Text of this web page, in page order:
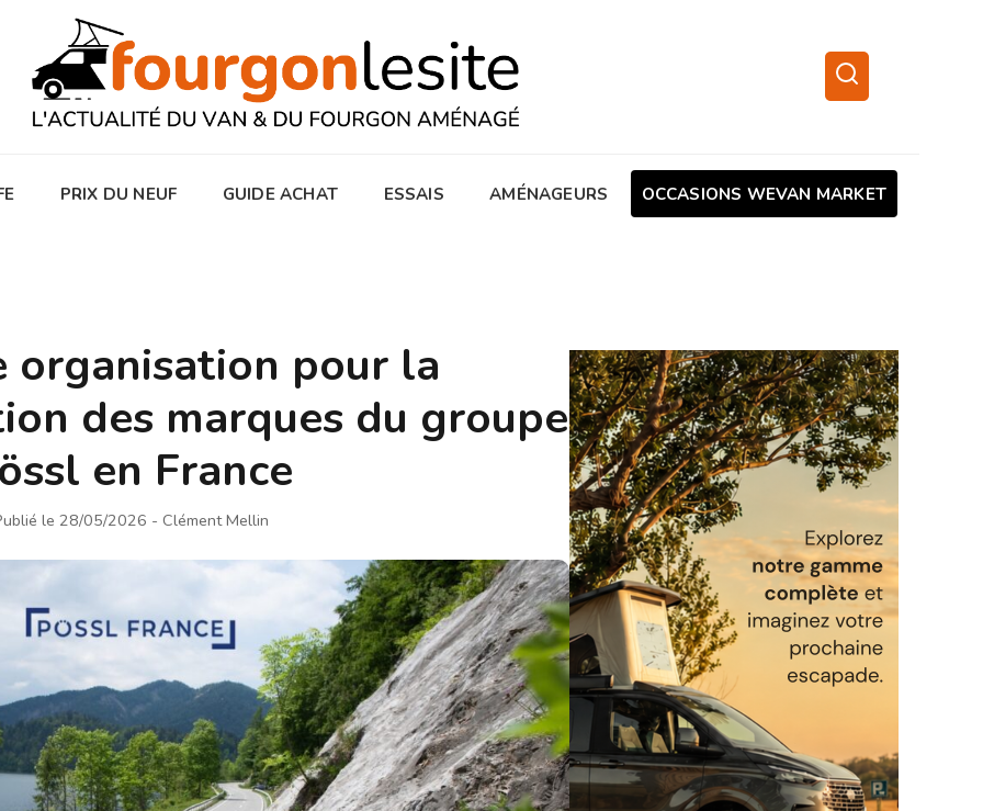
PRIX DU NEUF GUIDE ACHAT ESSAIS AMÉNAGEURS OCCASIONS WEVAN MARKET
organisation pour la
des marques du groupe
en France
le 28/05/2026 - Clément Mellin